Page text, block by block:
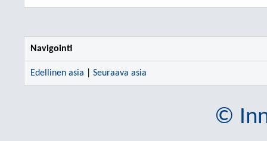
Navigointi
Edellinen asia Seuraava asia
©